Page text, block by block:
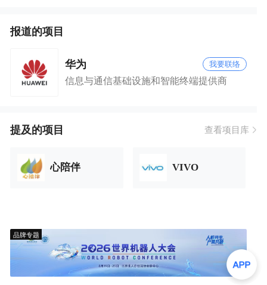
报道的项目
华为 我要联络
信息与通信基础设施和智能终端提供商
提及的项目 查看项目库
心陪伴 VIVO
品牌专题